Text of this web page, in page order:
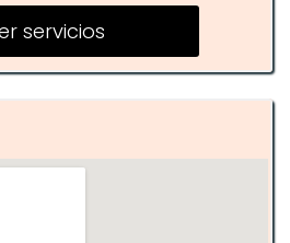
funcionales
servicios